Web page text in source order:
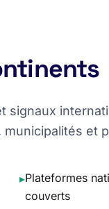
signaux
et
▸Plateformes
couverts